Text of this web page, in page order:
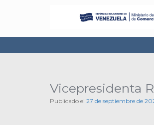
Vicepresidenta
Publicado el 27 de septiembre de